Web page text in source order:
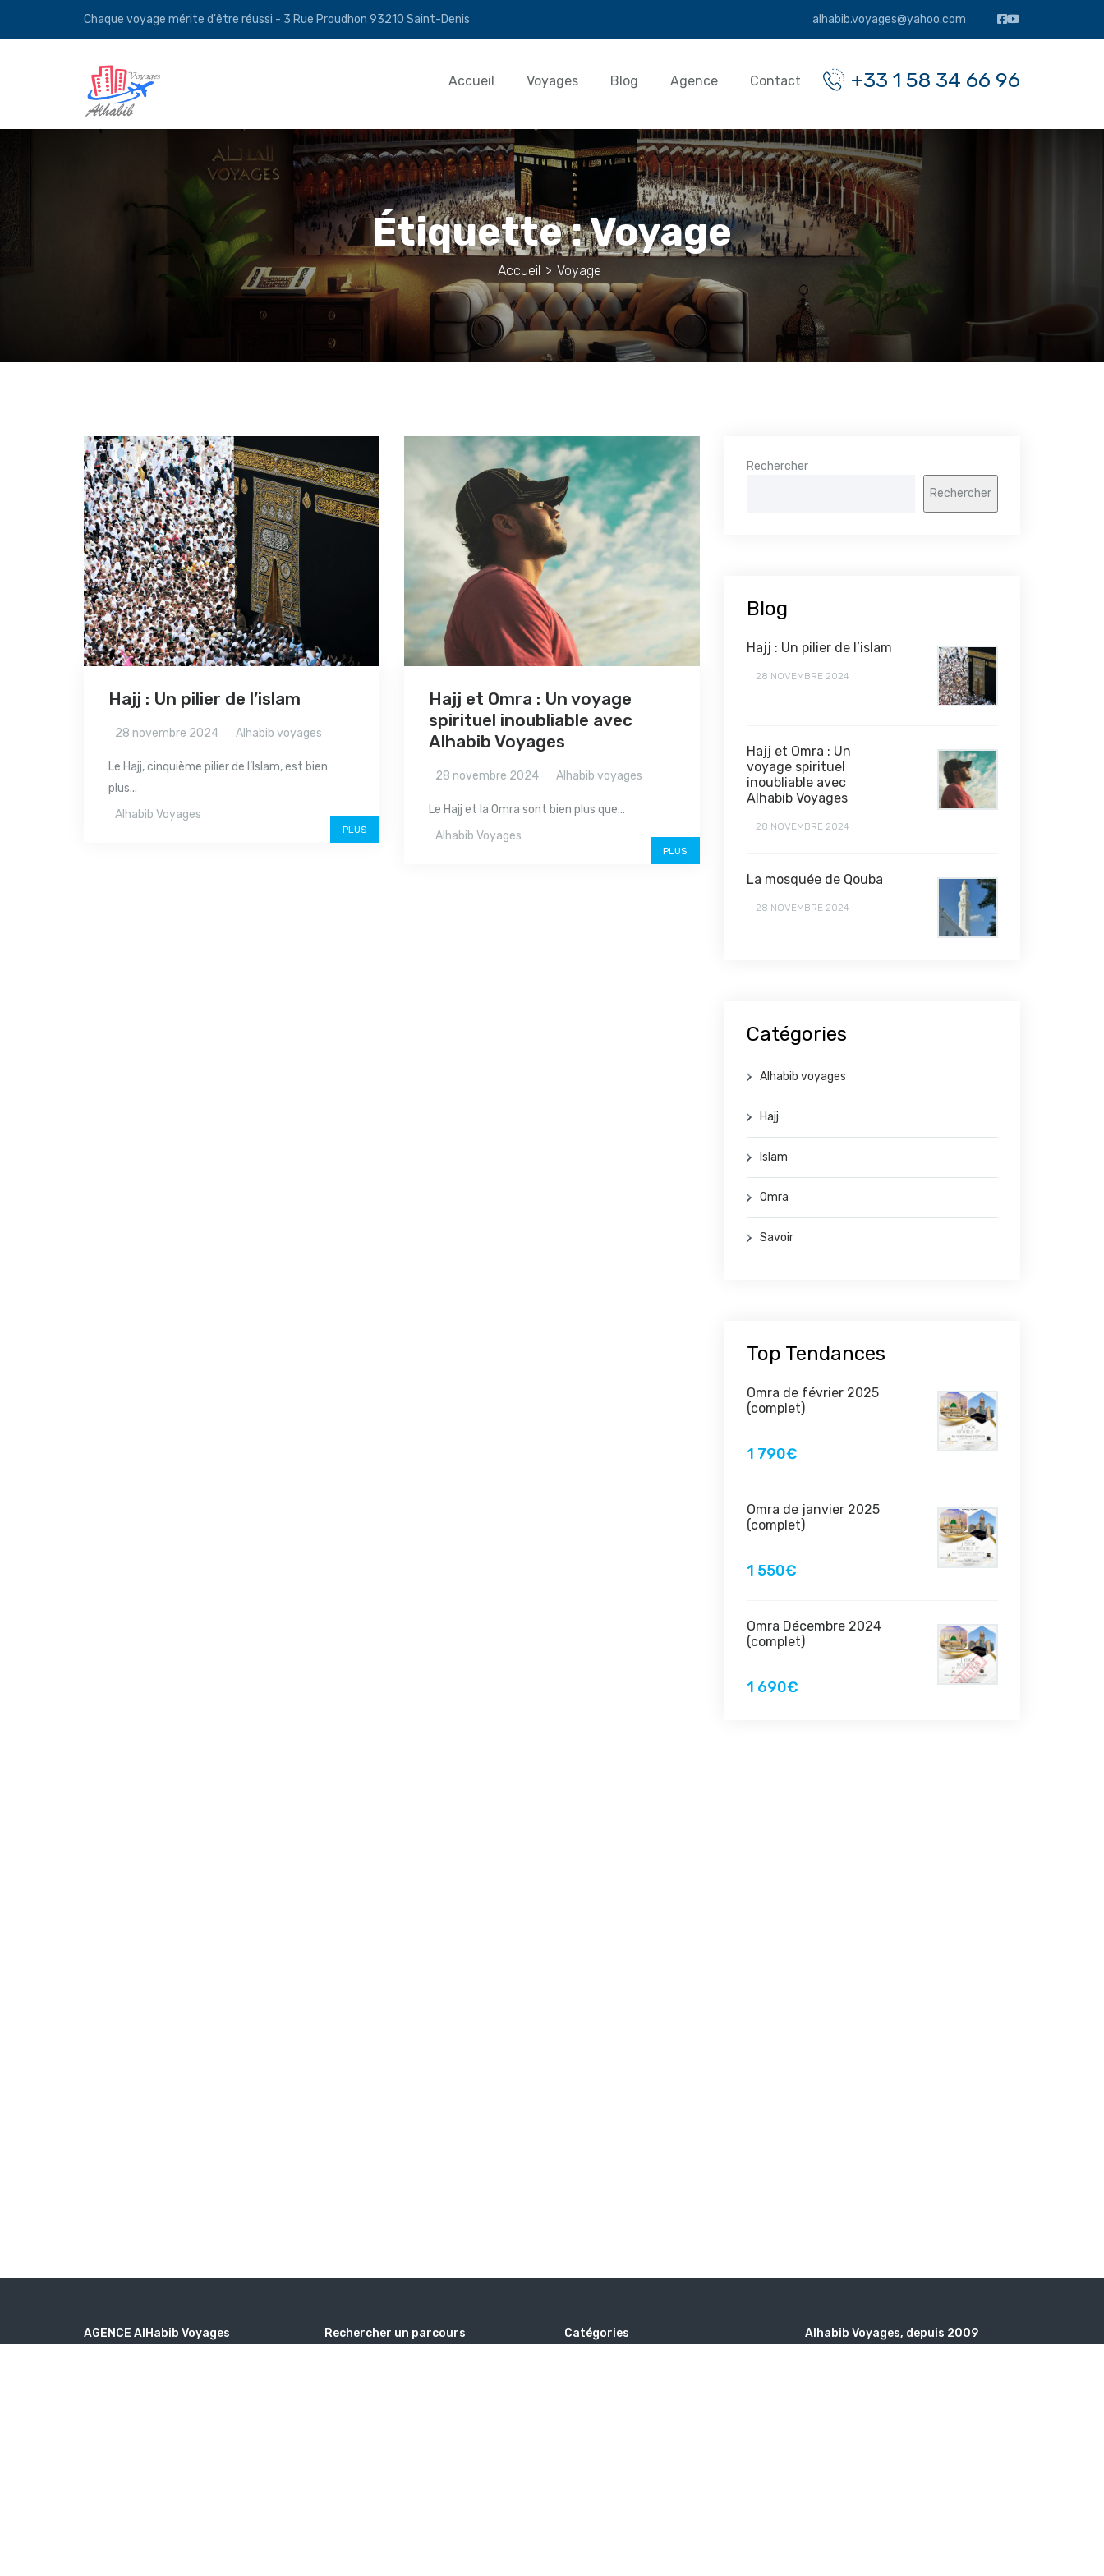
Chaque voyage mérite d'être réussi - 3 Rue Proudhon 93210 Saint-Denis alhabib.voyages@yahoo.com
+33 1 58 34 66 96
Accueil Voyages Blog Agence Contact
Étiquette :Voyage
Accueil > Voyage
Hajj : Un pilier de l’islam
28 novembre 2024 Alhabib voyages
Le Hajj, cinquième pilier de l’Islam, est bien
plus...
Alhabib Voyages
PLUS
Hajj et Omra : Un voyage
spirituel inoubliable avec
Alhabib Voyages
28 novembre 2024 Alhabib voyages
Le Hajj et la Omra sont bien plus que...
Alhabib Voyages
PLUS
Rechercher
Rechercher
Blog
Hajj : Un pilier de l’islam
28 NOVEMBRE 2024
Hajj et Omra : Un
voyage spirituel
inoubliable avec
Alhabib Voyages
28 NOVEMBRE 2024
La mosquée de Qouba
28 NOVEMBRE 2024
Catégories
Alhabib voyages
Hajj
Islam
Omra
Savoir
Top Tendances
Omra de février 2025
(complet)
1 790€
Omra de janvier 2025
(complet)
1 550€
Omra Décembre 2024
(complet)
1 690€
AGENCE AlHabib Voyages Rechercher un parcours Catégories Alhabib Voyages, depuis 2009